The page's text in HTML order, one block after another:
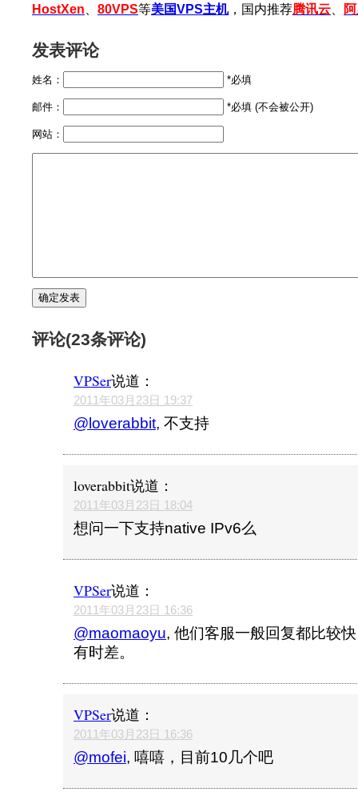
HostXen
80VPS等美国VPS主机，国内推荐腾讯云
发表评论
姓名： *必填
邮件： *必填 (不会被公开)
网站：
评论(23条评论)
VPSer说道：
2011年03月23日 19:37
@loverabbit, 不支持
loverabbit说道：
2011年03月23日 18:04
想问一下支持native IPv6么
VPSer说道：
2011年03月23日 16:36
@maomaoyu, 他们客服一般回复都比较
有时差。
VPSer说道：
2011年03月23日 16:36
@mofei, 嘻嘻，目前10几个吧